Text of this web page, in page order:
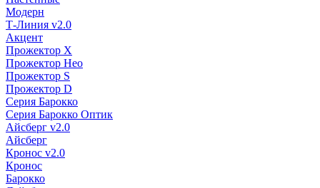
Модерн
Т-Линия v2.0
Акцент
Прожектор X
Прожектор Нео
Прожектор S
Прожектор D
Серия Барокко
Серия Барокко Оптик
Айсберг v2.0
Айсберг
Кронос v2.0
Кронос
Барокко